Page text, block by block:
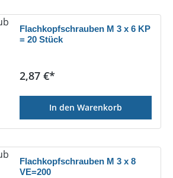
Flachkopfschrauben M 3 x 6 KP
= 20 Stück
Regulärer Preis:
2,87 €*
In den Warenkorb
Flachkopfschrauben M 3 x 8
VE=200